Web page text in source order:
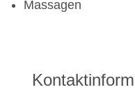
Massagen